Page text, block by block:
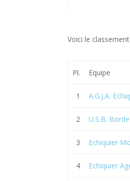
Voici le
Pl. Equipe
1 A.G.J.A.
2 U.S.B.
3 Echiquier
4 Echiquier